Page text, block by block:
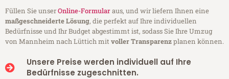
Füllen Sie unserOnline-Formularaus, und wir liefern Ihnen eine
maßgeschneiderte Lösung, die perfekt auf Ihre individuellen
Bedürfnisse und Ihr Budget abgestimmt ist, sodass Sie Ihre Umzug
von Mannheim nach Lüttich mitvoller Transparenzplanen können.
Unsere Preise werden individuell auf Ihre
Bedürfnisse zugeschnitten.